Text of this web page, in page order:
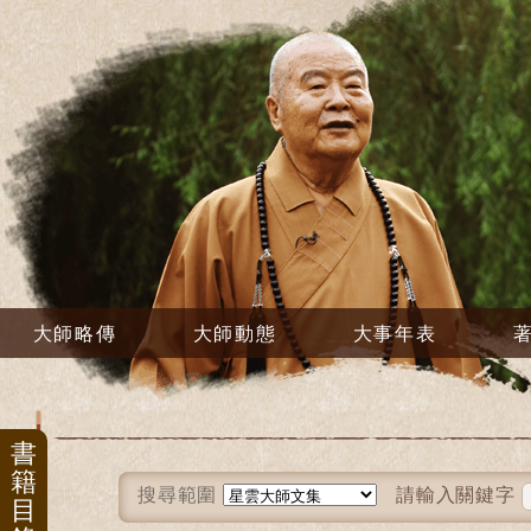
大師略傳 大師動態 大事年表
搜尋範圍 請輸入關鍵字
書
籍
目